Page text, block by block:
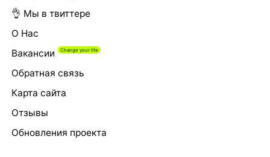
👌 Мы в твиттере
О Нас
Вакансии
Обратная связь
Карта сайта
Отзывы
Обновления проекта